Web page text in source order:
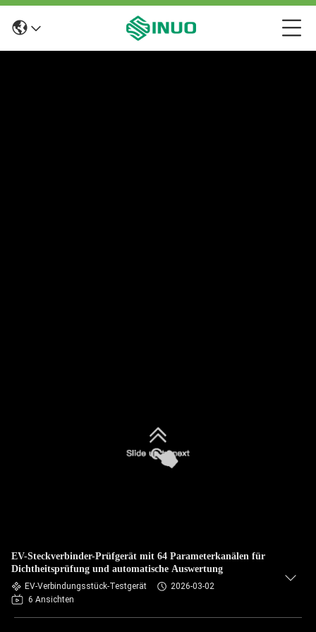
EV-Steckverbinder-Prüfgerät mit 64 Parameterkanälen für
Dichtheitsprüfung und automatische Auswertung
EV-Verbindungsstück-Testgerät
2026-03-02
6 Ansichten